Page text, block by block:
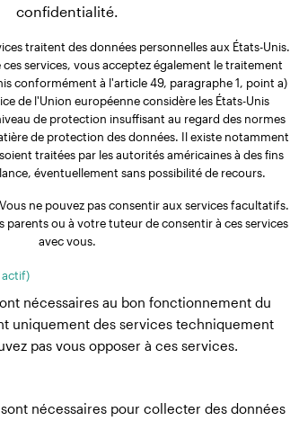
confidentialité.
traitent des données personnelles aux États-Unis.
services, vous acceptez également le traitement
conformément à l'article 49, paragraphe 1, point a)
de l'Union européenne considère les États-Unis
de protection insuffisant au regard des normes
de protection des données. Il existe notamment
traitées par les autorités américaines à des fins
éventuellement sans possibilité de recours.
ne pouvez pas consentir aux services facultatifs.
parents ou à votre tuteur de consentir à ces services
avec vous.
actif)
nécessaires au bon fonctionnement du
uniquement des services techniquement
pas vous opposer à ces services.
nécessaires pour collecter des données